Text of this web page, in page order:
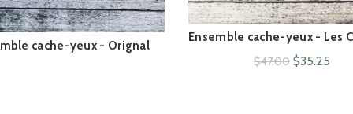
ACHAT RAPIDE
cache-yeux - Orignal ACHAT RAPIDE
Ensemble cache-yeux - Les
$47.00 Le
$35.25Le